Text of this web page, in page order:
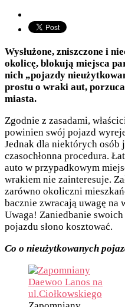
Wysłużone, zniszczone i
okolicę, blokują miejsca
nich „pojazdy
prostu o wraki aut,
miasta.
Zgodnie z zasadami,
powinien swój pojazd
Jednak dla niektórych
czasochłonna procedura.
auto w przypadkowym
wrakiem nie zainteresuje.
zarówno okoliczni
bacznie zwracają uwagę na
Uwaga! Zaniedbanie
pojazdu słono kosztować.
Co o nieużytkowanych